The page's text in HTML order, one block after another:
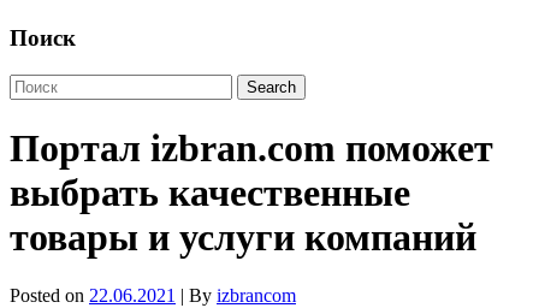
Поиск
Портал izbran.com поможет
выбрать качественные
товары и услуги компаний
Posted on 22.06.2021 | By izbrancom